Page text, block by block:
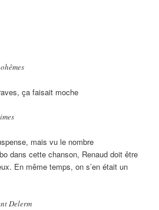
ça faisait moche
mais vu le nombre
dans cette chanson, Renaud doit être
En même temps, on s’en était un
Delerm